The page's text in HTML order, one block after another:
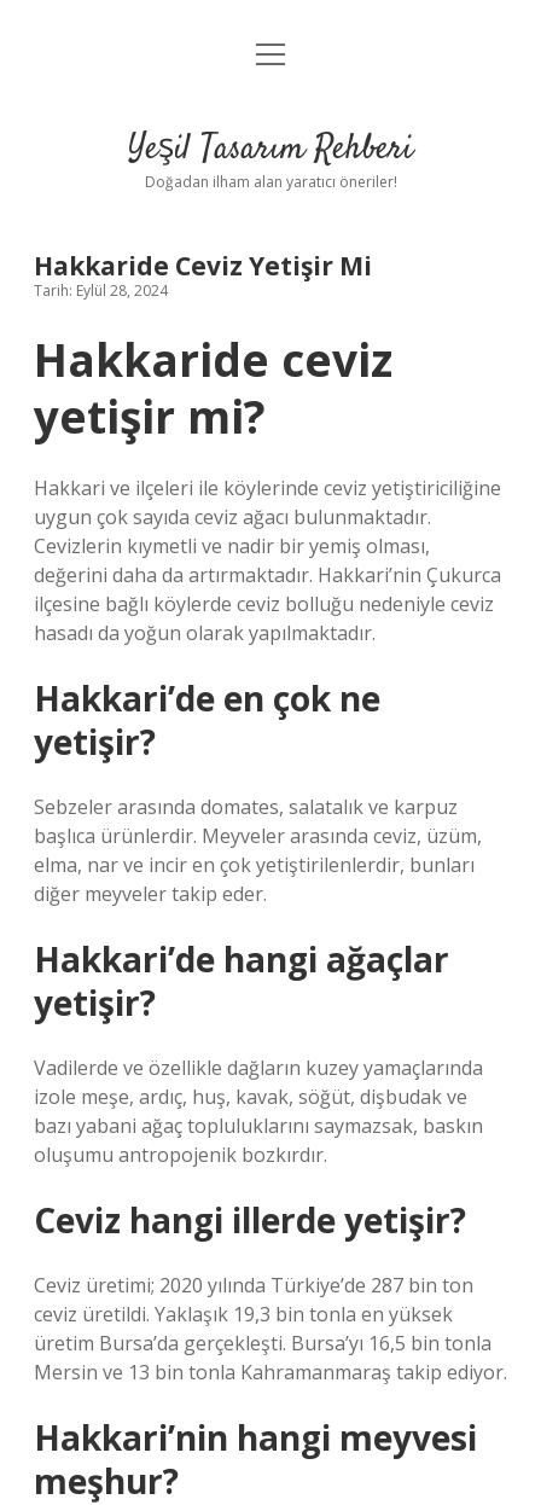
Anasayfa
Yasal Uyarı
menüyü
Yeşil Tasarım Rehberi
Doğadan ilham alan yaratıcı öneriler!
Hakkaride Ceviz Yetişir Mi
Tarih: Eylül 28, 2024
Hakkaride ceviz
yetişir mi?
Hakkari ve ilçeleri ile köylerinde ceviz yetiştiriciliğine
uygun çok sayıda ceviz ağacı bulunmaktadır.
Cevizlerin kıymetli ve nadir bir yemiş olması,
değerini daha da artırmaktadır. Hakkari’nin Çukurca
ilçesine bağlı köylerde ceviz bolluğu nedeniyle ceviz
hasadı da yoğun olarak yapılmaktadır.
Hakkari’de en çok ne
yetişir?
Sebzeler arasında domates, salatalık ve karpuz
başlıca ürünlerdir. Meyveler arasında ceviz, üzüm,
elma, nar ve incir en çok yetiştirilenlerdir, bunları
diğer meyveler takip eder.
Hakkari’de hangi ağaçlar
yetişir?
Vadilerde ve özellikle dağların kuzey yamaçlarında
izole meşe, ardıç, huş, kavak, söğüt, dişbudak ve
bazı yabani ağaç topluluklarını saymazsak, baskın
oluşumu antropojenik bozkırdır.
Ceviz hangi illerde yetişir?
Ceviz üretimi; 2020 yılında Türkiye’de 287 bin ton
ceviz üretildi. Yaklaşık 19,3 bin tonla en yüksek
üretim Bursa’da gerçekleşti. Bursa’yı 16,5 bin tonla
Mersin ve 13 bin tonla Kahramanmaraş takip ediyor.
Hakkari’nin hangi meyvesi
meşhur?